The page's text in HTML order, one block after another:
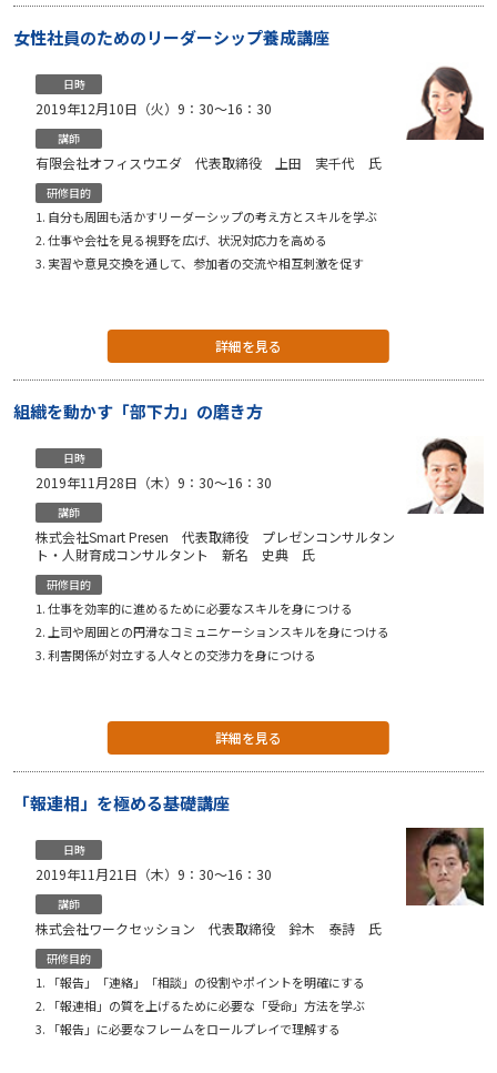
女性社員のためのリーダーシップ養成講座
日時
2019年12月10日（火）9：30〜16：30
講師
有限会社オフィスウエダ 代表取締役 上田 実千代 氏
研修目的
自分も周囲も活かすリーダーシップの考え方とスキルを学ぶ
仕事や会社を見る視野を広げ、状況対応力を高める
実習や意見交換を通して、参加者の交流や相互刺激を促す
詳細を見る
組織を動かす「部下力」の磨き方
日時
2019年11月28日（木）9：30〜16：30
講師
株式会社Smart Presen 代表取締役 プレゼンコンサルタン
ト・人財育成コンサルタント 新名 史典 氏
研修目的
仕事を効率的に進めるために必要なスキルを身につける
上司や周囲との円滑なコミュニケーションスキルを身につける
利害関係が対立する人々との交渉力を身につける
詳細を見る
「報連相」を極める基礎講座
日時
2019年11月21日（木）9：30〜16：30
講師
株式会社ワークセッション 代表取締役 鈴木 泰詩 氏
研修目的
「報告」「連絡」「相談」の役割やポイントを明確にする
「報連相」の質を上げるために必要な「受命」方法を学ぶ
「報告」に必要なフレームをロールプレイで理解する